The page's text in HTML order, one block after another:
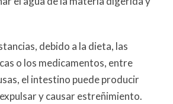
debido a la dieta, las
o los medicamentos, entre
el intestino puede producir
y causar estreñimiento.